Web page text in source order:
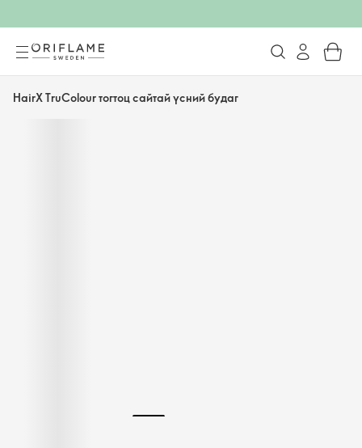
HairX TruColour тогтоц сайтай үсний будаг